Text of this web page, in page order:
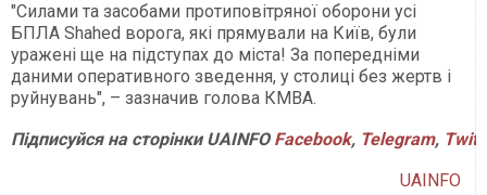
"Силами та засобами протиповітряної оборони усі
БПЛА Shahed ворога, які прямували на Київ, були
уражені ще на підступах до міста! За попередніми
даними оперативного зведення, у столиці без жертв і
руйнувань", – зазначив голова КМВА.
Підписуйся на сторінки UAINFO Facebook, Telegram,
UAINFO